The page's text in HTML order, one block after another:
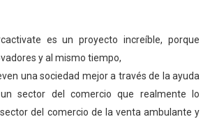
es un proyecto increíble, porque
y al mismo tiempo,
una sociedad mejor a través de la ayuda
sector del comercio que realmente lo
del comercio de la venta ambulante y